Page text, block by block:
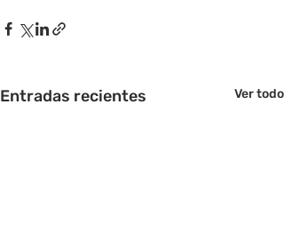
Entradas recientes Ver todo